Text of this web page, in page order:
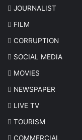
JOURNALIST
FILM
CORRUPTION
SOCIAL MEDIA
MOVIES
NEWSPAPER
LIVE TV
TOURISM
COMMERCIAL